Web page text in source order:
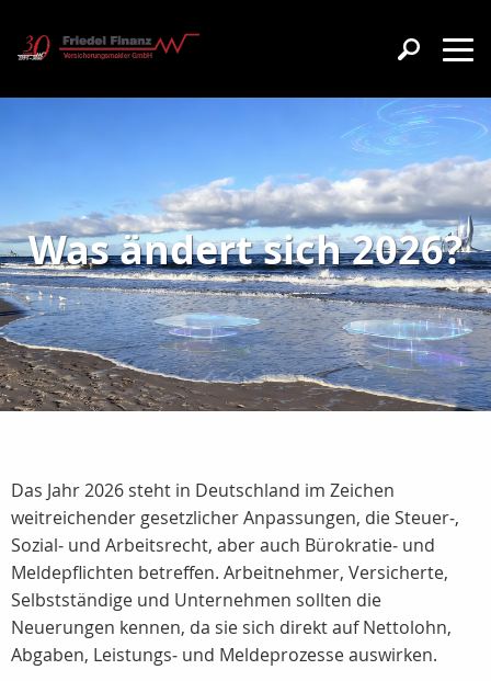
Was ändert sich 2026?
Das Jahr 2026 steht in Deutschland im Zeichen
weitreichender gesetzlicher Anpassungen, die Steuer‑,
Sozial‑ und Arbeitsrecht, aber auch Bürokratie‑ und
Meldepflichten betreffen. Arbeitnehmer, Versicherte,
Selbstständige und Unternehmen sollten die
Neuerungen kennen, da sie sich direkt auf Nettolohn,
Abgaben, Leistungs‑ und Meldeprozesse auswirken.